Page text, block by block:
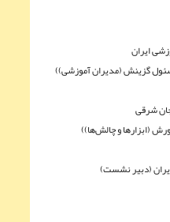
ایران
گزینش (مدیران آموزشی))
شرقی
(ابزارها و چالش‌ها))
(دبیر نشست)